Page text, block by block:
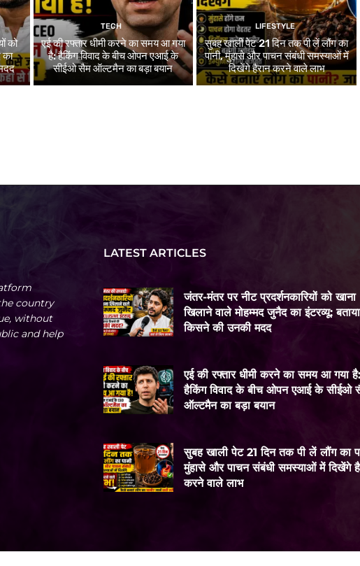
को
का
TECH
एई की रफ्तार धीमी करने का समय आ गया
है: हैकिंग विवाद के बीच ओपन एआई के
सीईओ सैम ऑल्टमैन का बड़ा बयान
LIFESTYLE
सुबह खाली पेट 21 दिन तक पी लें लौंग का
पानी, मुंहासे और पाचन संबंधी समस्याओं में
दिखेंगे हैरान करने वाले लाभ
country
without
and help
LATEST ARTICLES
जंतर-मंतर पर नीट प्रदर्शनकारियों को खाना
खिलाने वाले मोहम्मद जुनैद का इंटरव्यू: बताया
किसने की उनकी मदद
एई की रफ्तार धीमी करने का समय आ गया है:
हैकिंग विवाद के बीच ओपन एआई के सीईओ
ऑल्टमैन का बड़ा बयान
सुबह खाली पेट 21 दिन तक पी लें लौंग का
मुंहासे और पाचन संबंधी समस्याओं में दिखेंगे
करने वाले लाभ